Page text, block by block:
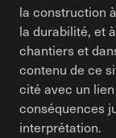
la construction
la durabilité, et
chantiers et
contenu de ce
cité avec un
conséquences
interprétation.